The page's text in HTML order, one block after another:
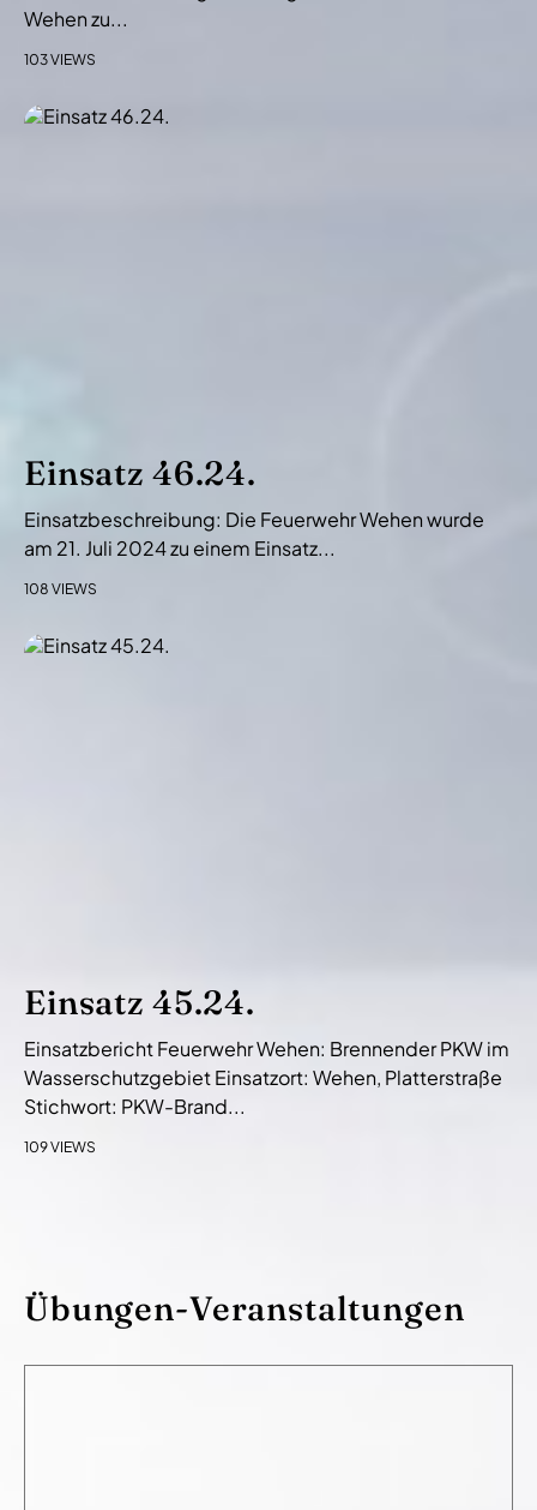
Wehen zu...
103 VIEWS
Einsatz 46.24.
Einsatzbeschreibung: Die Feuerwehr Wehen wurde
am 21. Juli 2024 zu einem Einsatz...
108 VIEWS
Einsatz 45.24.
Einsatzbericht Feuerwehr Wehen: Brennender PKW im
Wasserschutzgebiet Einsatzort: Wehen, Platterstraße
Stichwort: PKW-Brand...
109 VIEWS
Übungen-Veranstaltungen